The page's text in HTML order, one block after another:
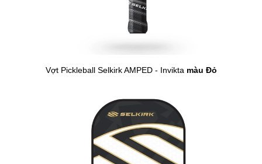
Vợt Pickleball Selkirk AMPED - Invikta màu Đỏ